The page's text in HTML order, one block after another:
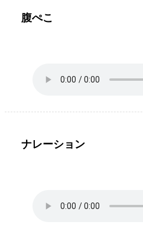
腹ぺこ
ナレーション